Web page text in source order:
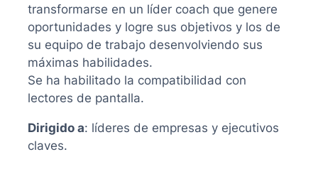
transformarse en un líder coach que genere
oportunidades y logre sus objetivos y los de
su equipo de trabajo desenvolviendo sus
máximas habilidades.
Se ha habilitado la compatibilidad con
lectores de pantalla.
Dirigido a: líderes de empresas y ejecutivos
claves.